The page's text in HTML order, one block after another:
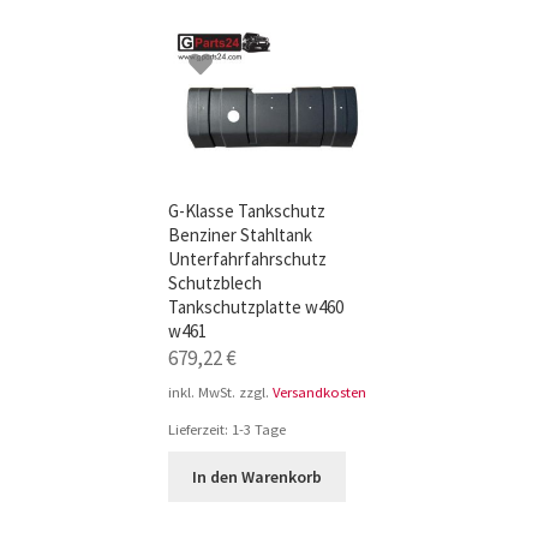
TOP-Seller: G-Klasse Trittbretter schwarz für
Impressum
G-Klasse Tankschutz
Benziner Stahltank
Unterfahrfahrschutz
Schutzblech
Tankschutzplatte w460
w461
679,22€
inkl. MwSt. zzgl.Versandkosten
Lieferzeit: 1-3 Tage
In den Warenkorb